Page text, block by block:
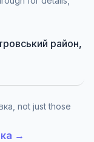
район,
not just those
→